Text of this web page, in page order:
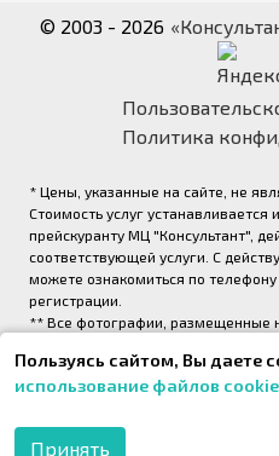
© 2003 - 2026
Политика
* Цены, указанные на сайте, не
Стоимость услуг устанавливается
прейскуранту МЦ "Консультант",
соответствующей услуги. С
можете ознакомиться по
регистрации.
** Все фотографии, размещенные
«Консультант» (правообладатель
Пользуясь сайтом, Вы даете
использование файлов
Принять